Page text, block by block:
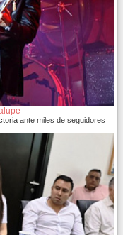
ante miles de seguidores